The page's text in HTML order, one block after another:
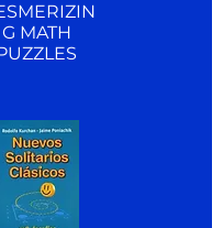
G MATH